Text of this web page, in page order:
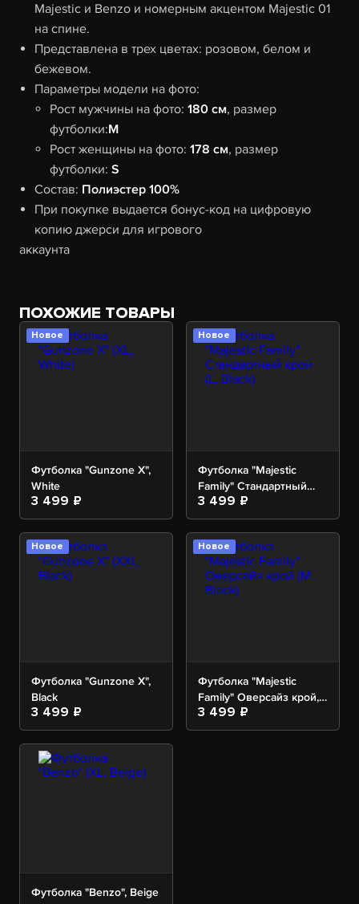
Majestic и Benzo и номерным акцентом Majestic 01
на спине.
Представлена в трех цветах: розовом, белом и
бежевом.
Параметры модели на фото:
Рост мужчины на фото:180 см, размер
футболки:M
Рост женщины на фото:178 см, размер
футболки:S
Состав: Полиэстер 100%
При покупке выдается бонус-код на цифровую
копию джерси для игрового
аккаунта
ПОХОЖИЕ ТОВАРЫ
Новое
Футболка "Gunzone X",
White
3 499 ₽
Новое
Футболка "Majestic
Family" Стандартный
крой, Black
3 499 ₽
Новое
Футболка "Gunzone X",
Black
3 499 ₽
Новое
Футболка "Majestic
Family" Оверсайз крой,
Black
3 499 ₽
Футболка "Benzo", Beige